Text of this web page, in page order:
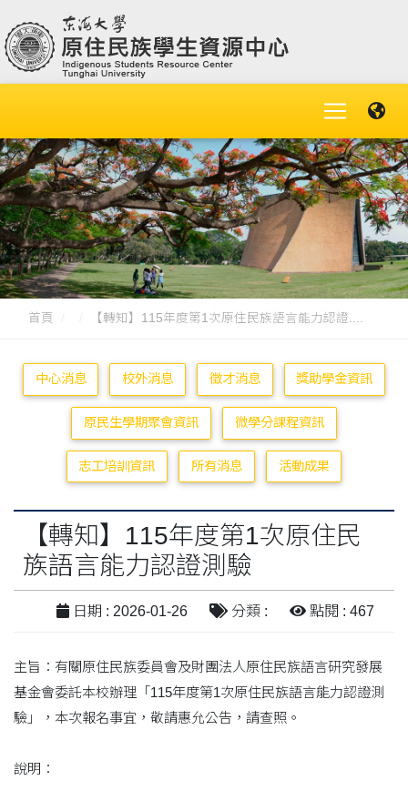
首頁 【轉知】115年度第1次原住民族語言能力認證....
中心消息 校外消息 徵才消息 獎助學金資訊
原民生學期聚會資訊 微學分課程資訊
志工培訓資訊 所有消息 活動成果
【轉知】115年度第1次原住民
族語言能力認證測驗
日期 : 2026-01-26 分類 : 點閱 : 467
主旨：有關原住民族委員會及財團法人原住民族語言研究發展
基金會委託本校辦理「115年度第1次原住民族語言能力認證測
驗」，本次報名事宜，敬請惠允公告，請查照。
說明：